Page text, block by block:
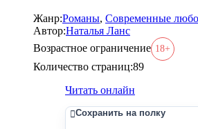
Жанр:Романы, Современные
Автор:Наталья Ланс
Возрастное ограничение 18+
Количество страниц:89
Читать онлайн
Сохранить на полку